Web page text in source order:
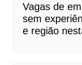
Vagas de
sem
e região